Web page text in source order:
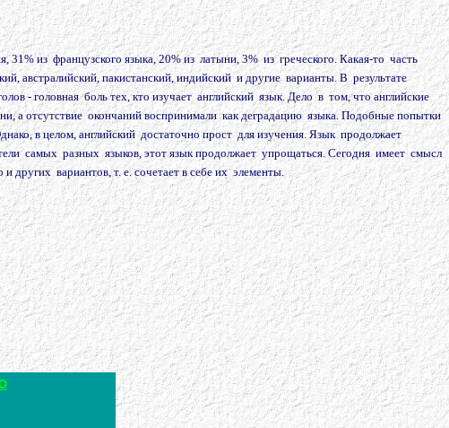
из французского языка, 20% из латыни, 3% из греческого. Какая-то часть
австралийский, пакистанский, индийский и другие варианты. В результате
- головная боль тех, кто изучает английский язык. Дело в том, что английские
а отсутствие окончаний воспринимали как деградацию языка. Подобные попытки
в целом, английский достаточно прост для изучения. Язык продолжает
самых разных языков, этот язык продолжает упрощаться. Сегодня имеет смысл
других вариантов, т. е. сочетает в себе их элементы.